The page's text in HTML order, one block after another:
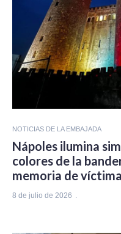
NOTICIAS DE LA EMBAJADA
Nápoles ilumina
colores de la
memoria de
8 de julio de 2026